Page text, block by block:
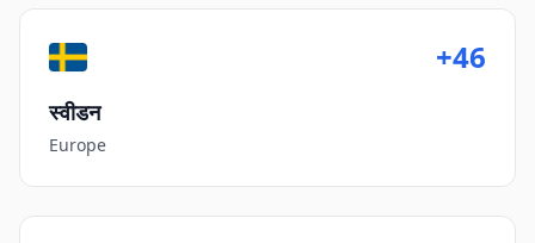
+46
स्वीडन
Europe